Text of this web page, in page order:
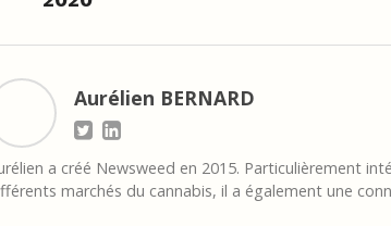
Aurélien BERNARD
a créé Newsweed en 2015. Particulièrement
marchés du cannabis, il a également une